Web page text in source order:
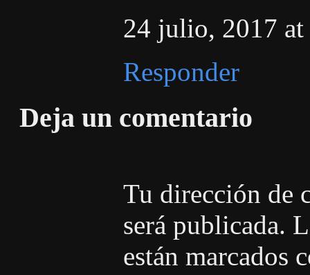
24 julio, 2017
Responder
Deja un comentario
Tu dirección de
será publicada.
están marcados